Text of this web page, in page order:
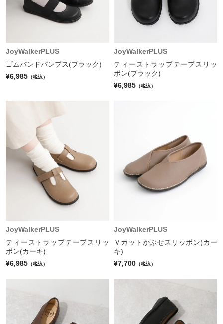
JoyWalkerPLUS
ゴムバンドパンプス(ブラック)
¥6,985 （税込）
JoyWalkerPLUS
ティーストラップテープスリッ
ポン(ブラック)
¥6,985 （税込）
JoyWalkerPLUS
ティーストラップテープスリッ
ポン(カーキ)
¥6,985 （税込）
JoyWalkerPLUS
Ｖカットかぶせスリッポン(カー
キ)
¥7,700 （税込）